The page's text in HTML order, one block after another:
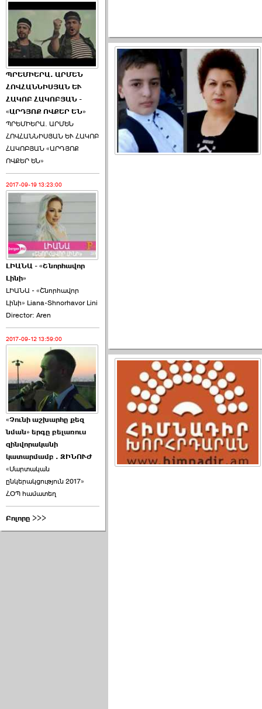
ՊՐԵՄԻԵՐԱ. ԱՐՄԵՆ
ՀՈՎՀԱՆՆԻՍՅԱՆ ԵՒ
ՀԱԿՈԲ ՀԱԿՈԲՅԱՆ -
«ԱՐԴՅՈՔ ՈՎՔԵՐ ԵՆ»
ՊՐԵՄԻԵՐԱ. ԱՐՄԵՆ
ՀՈՎՀԱՆՆԻՍՅԱՆ ԵՒ ՀԱԿՈԲ
ՀԱԿՈԲՅԱՆ «ԱՐԴՅՈՔ
ՈՎՔԵՐ ԵՆ»
2017-09-19 13:23:00
ԼԻԱՆԱ - «Շնորհավոր
Լինի»
ԼԻԱՆԱ - «Շնորհավոր
Լինի» Liana-Shnorhavor Lini
Director: Aren
2017-09-12 13:59:00
«Չունի աշխարհը քեզ
նման» երգը բելառուս
զինվորականի
կատարմամբ . ԶԻՆՈՒԺ
«Մարտական
ընկերակցություն 2017»
ՀՕՊ համատեղ
Բոլորը >>>